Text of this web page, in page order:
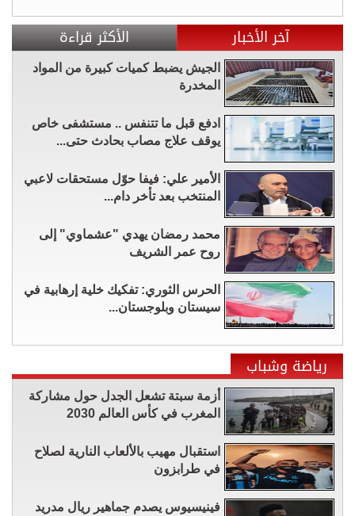
آخر الأخبار الأكثر قراءة
الجيش يضبط كميات كبيرة من المواد
المخدرة
ادفع قبل ما تتنفس .. مستشفى خاص
يوقف علاج مصاب بحادث حتى...
الأمير علي: فيفا حوّل مستحقات لاعبي
المنتخب بعد تأخر دام...
محمد رمضان يهدي "عشماوي" إلى
روح عمر الشريف
الحرس الثوري: تفكيك خلية إرهابية في
سيستان وبلوجستان...
رياضة وشباب
أزمة سبتة تشعل الجدل حول مشاركة
المغرب في كأس العالم 2030
استقبال مهيب بالألعاب النارية لصلاح
في طرابزون
فينيسيوس يصدم جماهير ريال مدريد